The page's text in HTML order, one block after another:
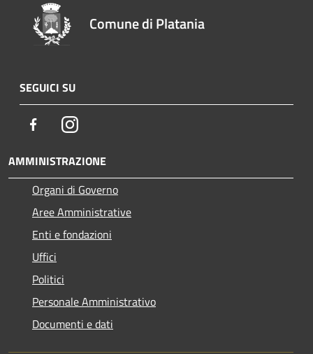
Comune di Platania
SEGUICI SU
FacebookInstagram
AMMINISTRAZIONE
Organi di Governo
Aree Amministrative
Enti e fondazioni
Uffici
Politici
Personale Amministrativo
Documenti e dati